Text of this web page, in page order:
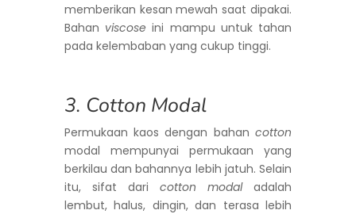
memberikan kesan mewah saat dipakai.
Bahan viscose ini mampu untuk tahan
pada kelembaban yang cukup tinggi.
3. Cotton Modal
Permukaan kaos dengan bahancotton
modal mempunyai permukaan yang
berkilau dan bahannya lebih jatuh. Selain
itu, sifat daricotton modaladalah
lembut, halus, dingin, dan terasa lebih